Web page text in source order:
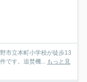
市立本町小学校が徒歩13
です。追焚機... もっと見